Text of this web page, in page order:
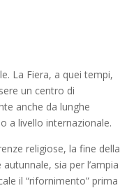
La Fiera, a quei tempi,
un centro di
anche da lunghe
a livello internazionale.
religiose, la fine della
sia per l’ampia
il “rifornimento” prima